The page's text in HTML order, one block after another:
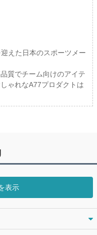
えた日本のスポーツメー
質でチーム向けのアイテ
ゃれなA77プロダクトは
表示